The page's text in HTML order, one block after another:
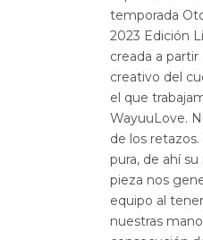
temporada
2023 Edición
creada a partir
creativo del
el que
WayuuLove.
de los retazos.
pura, de ahí
pieza nos
equipo al
nuestras